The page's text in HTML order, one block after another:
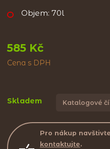
Objem: 70l
585 Kč
Cena s DPH
Skladem Katalogové
Pro nákup
kontaktujte.